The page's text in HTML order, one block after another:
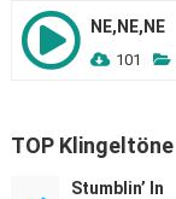
NE,NE,NE
101
TOP Klingeltöne
Stumblin’ In